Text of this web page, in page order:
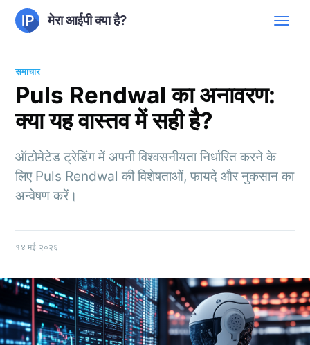
मेरा आईपी क्या है?
समाचार
Puls Rendwal का अनावरण:
क्या यह वास्तव में सही है?
ऑटोमेटेड ट्रेडिंग में अपनी विश्वसनीयता निर्धारित करने के
लिए Puls Rendwal की विशेषताओं, फायदे और नुकसान का
अन्वेषण करें।
१४ मई २०२६